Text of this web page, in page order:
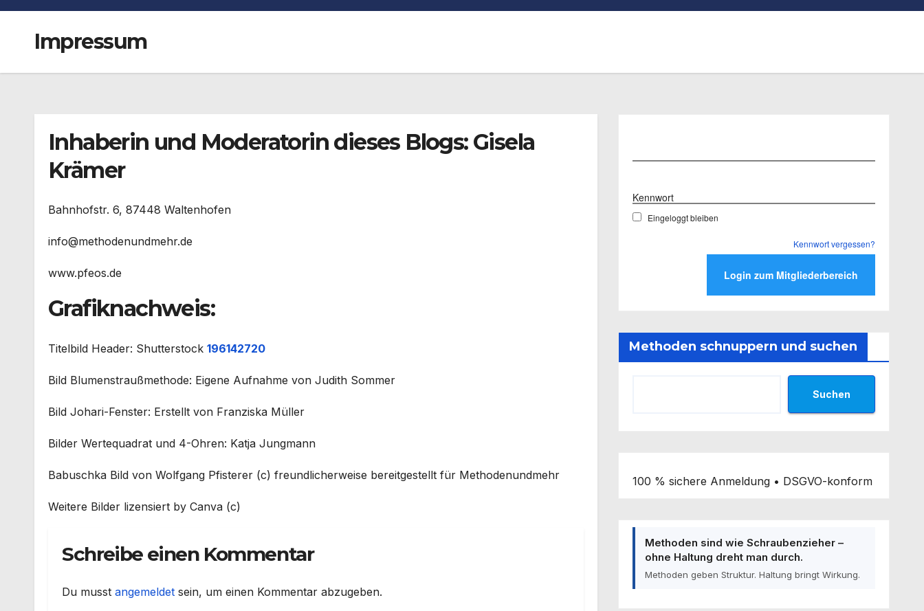
Impressum
Inhaberin und Moderatorin dieses Blogs: Gisela
Krämer
Bahnhofstr. 6, 87448 Waltenhofen
info@methodenundmehr.de
www.pfeos.de
Grafiknachweis:
Titelbild Header: Shutterstock 196142720
Bild Blumenstraußmethode: Eigene Aufnahme von Judith Sommer
Bild Johari-Fenster: Erstellt von Franziska Müller
Bilder Wertequadrat und 4-Ohren: Katja Jungmann
Babuschka Bild von Wolfgang Pfisterer (c) freundlicherweise bereitgestellt für Methodenundmehr
Weitere Bilder lizensiert by Canva (c)
Schreibe einen Kommentar
Du musst angemeldet sein, um einen Kommentar abzugeben.
Kennwort
Eingeloggt bleiben
Kennwort vergessen?
Methoden schnuppern und suchen
Suchen
100 % sichere Anmeldung • DSGVO-konform
Methoden sind wie Schraubenzieher –
ohne Haltung dreht man durch.
Methoden geben Struktur. Haltung bringt Wirkung.